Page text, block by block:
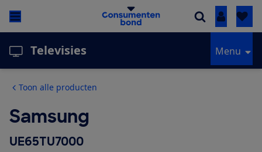
Inloggen
Televisies Menu
Toon alle producten
Samsung
UE65TU7000